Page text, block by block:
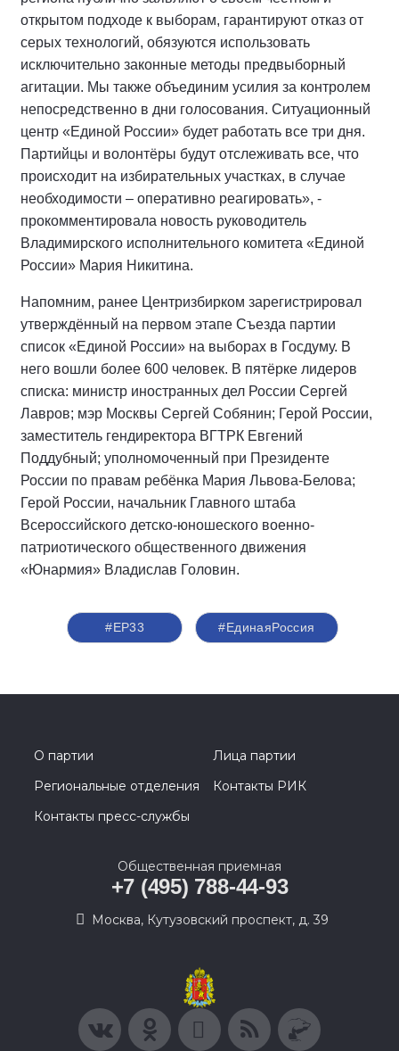
открытом подходе к выборам, гарантируют отказ от
серых технологий, обязуются использовать
исключительно законные методы предвыборный
агитации. Мы также объединим усилия за контролем
непосредственно в дни голосования. Ситуационный
центр «Единой России» будет работать все три дня.
Партийцы и волонтёры будут отслеживать все, что
происходит на избирательных участках, в случае
необходимости – оперативно реагировать», -
прокомментировала новость руководитель
Владимирского исполнительного комитета «Единой
России» Мария Никитина.
Напомним, ранее Центризбирком зарегистрировал
утверждённый на первом этапе Съезда партии
список «Единой России» на выборах в Госдуму. В
него вошли более 600 человек. В пятёрке лидеров
списка: министр иностранных дел России Сергей
Лавров; мэр Москвы Сергей Собянин; Герой России,
заместитель гендиректора ВГТРК Евгений
Поддубный; уполномоченный при Президенте
России по правам ребёнка Мария Львова-Белова;
Герой России, начальник Главного штаба
Всероссийского детско-юношеского военно-
патриотического общественного движения
«Юнармия» Владислав Головин.
#ЕР33 #ЕдинаяРоссия
О партии
Лица партии
Региональные отделения
Контакты РИК
Контакты пресс-службы
Общественная приемная
+7 (495) 788-44-93
Москва, Кутузовский проспект, д. 39